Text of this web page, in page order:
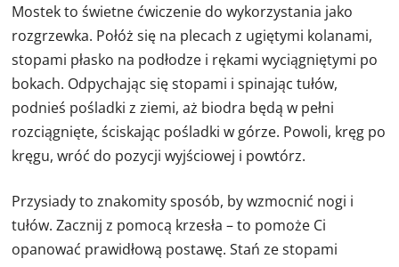
Mostek to świetne ćwiczenie do wykorzystania jako
rozgrzewka. Połóż się na plecach z ugiętymi kolanami,
stopami płasko na podłodze i rękami wyciągniętymi po
bokach. Odpychając się stopami i spinając tułów,
podnieś pośladki z ziemi, aż biodra będą w pełni
rozciągnięte, ściskając pośladki w górze. Powoli, kręg po
kręgu, wróć do pozycji wyjściowej i powtórz.
Przysiady to znakomity sposób, by wzmocnić nogi i
tułów. Zacznij z pomocą krzesła – to pomoże Ci
opanować prawidłową postawę. Stań ze stopami